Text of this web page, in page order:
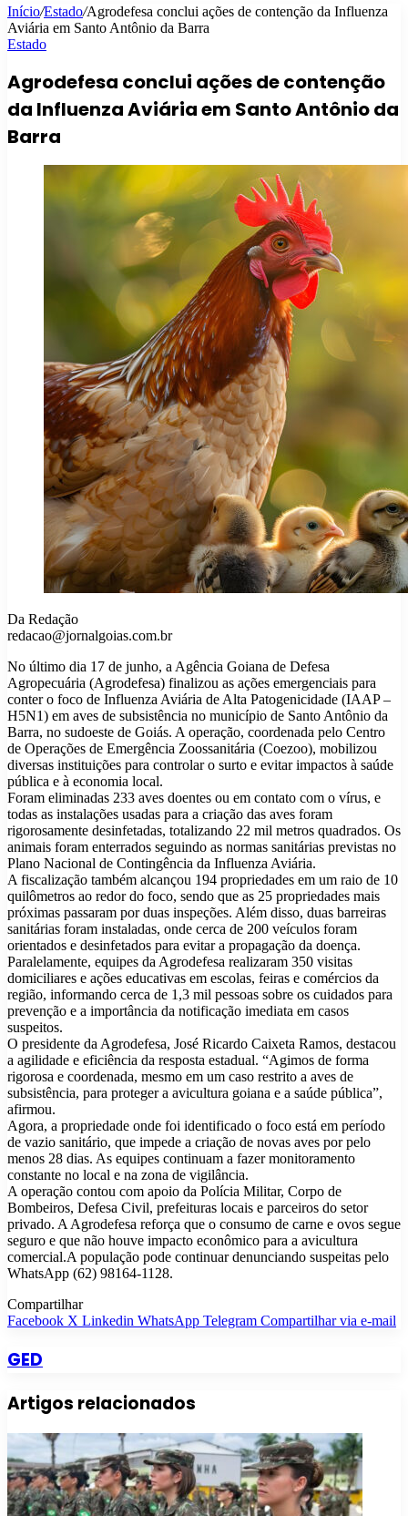
Início/Estado/Agrodefesa conclui ações de contenção da Influenza
Aviária em Santo Antônio da Barra
Estado
Agrodefesa conclui ações de contenção
da Influenza Aviária em Santo Antônio da
Barra
Da Redação
redacao@jornalgoias.com.br
No último dia 17 de junho, a Agência Goiana de Defesa
Agropecuária (Agrodefesa) finalizou as ações emergenciais para
conter o foco de Influenza Aviária de Alta Patogenicidade (IAAP –
H5N1) em aves de subsistência no município de Santo Antônio da
Barra, no sudoeste de Goiás. A operação, coordenada pelo Centro
de Operações de Emergência Zoossanitária (Coezoo), mobilizou
diversas instituições para controlar o surto e evitar impactos à saúde
pública e à economia local.
Foram eliminadas 233 aves doentes ou em contato com o vírus, e
todas as instalações usadas para a criação das aves foram
rigorosamente desinfetadas, totalizando 22 mil metros quadrados. Os
animais foram enterrados seguindo as normas sanitárias previstas no
Plano Nacional de Contingência da Influenza Aviária.
A fiscalização também alcançou 194 propriedades em um raio de 10
quilômetros ao redor do foco, sendo que as 25 propriedades mais
próximas passaram por duas inspeções. Além disso, duas barreiras
sanitárias foram instaladas, onde cerca de 200 veículos foram
orientados e desinfetados para evitar a propagação da doença.
Paralelamente, equipes da Agrodefesa realizaram 350 visitas
domiciliares e ações educativas em escolas, feiras e comércios da
região, informando cerca de 1,3 mil pessoas sobre os cuidados para
prevenção e a importância da notificação imediata em casos
suspeitos.
O presidente da Agrodefesa, José Ricardo Caixeta Ramos, destacou
a agilidade e eficiência da resposta estadual. “Agimos de forma
rigorosa e coordenada, mesmo em um caso restrito a aves de
subsistência, para proteger a avicultura goiana e a saúde pública”,
afirmou.
Agora, a propriedade onde foi identificado o foco está em período
de vazio sanitário, que impede a criação de novas aves por pelo
menos 28 dias. As equipes continuam a fazer monitoramento
constante no local e na zona de vigilância.
A operação contou com apoio da Polícia Militar, Corpo de
Bombeiros, Defesa Civil, prefeituras locais e parceiros do setor
privado. A Agrodefesa reforça que o consumo de carne e ovos segue
seguro e que não houve impacto econômico para a avicultura
comercial.A população pode continuar denunciando suspeitas pelo
WhatsApp (62) 98164-1128.
Compartilhar
Facebook X Linkedin WhatsApp Telegram Compartilhar via e-mail
GED
Artigos relacionados